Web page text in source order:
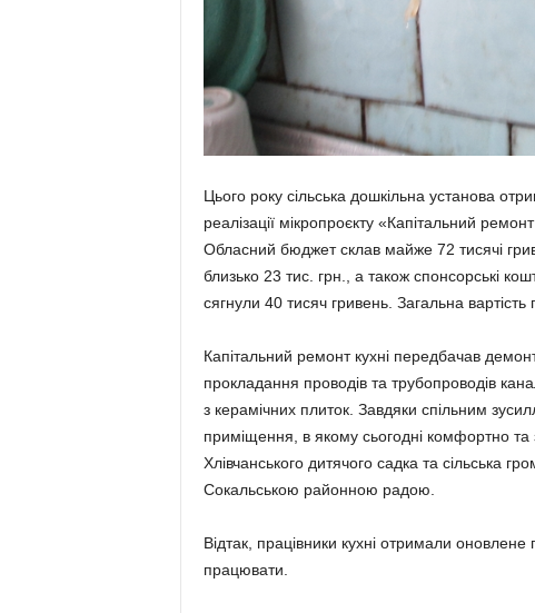
Цього року сільська дошкільна установа
реалізації мікропроєкту «Капітальний
Обласний бюджет склав майже 72 тисячі
близько 23 тис. грн., а також спонсорські
сягнули 40 тисяч гривень. Загальна вартість
Капітальний ремонт кухні передбачав
прокладання проводів та трубопроводів
з керамічних плиток. Завдяки спільним
приміщення, в якому сьогодні комфортно
Хлівчанського дитячого садка та сільська
Сокальською районною радою.
Відтак, працівники кухні отримали
працювати.